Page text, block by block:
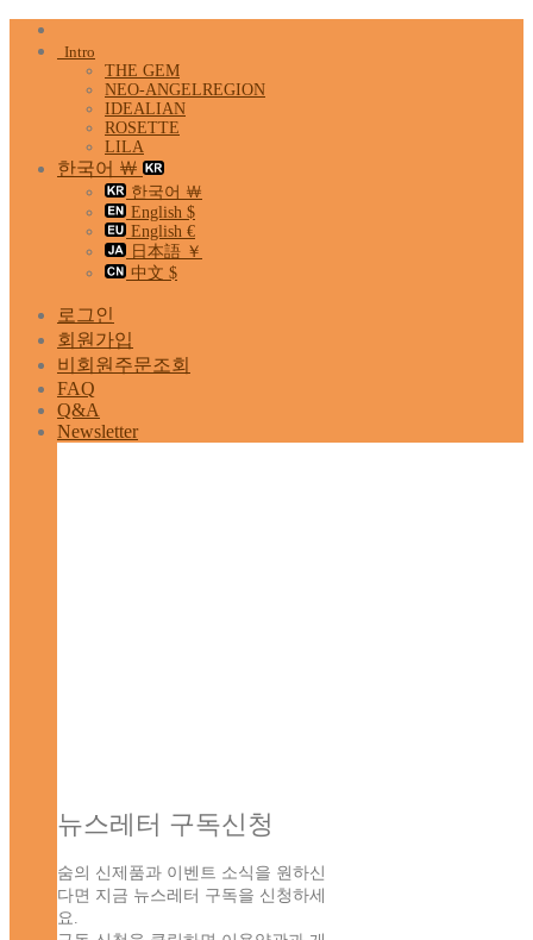
Skip
Intro
THE GEM
NEO-ANGELREGION
IDEALIAN
ROSETTE
LILA
한국어 ￦
한국어 ￦
English $
English €
日本語 ￥
中文 $
로그인
회원가입
비회원주문조회
FAQ
Q&A
Newsletter
뉴스레터 구독신청
숨의 신제품과 이벤트 소식을 원하신
다면 지금 뉴스레터 구독을 신청하세
요.